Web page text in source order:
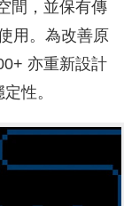
間，並保有傳
用。為改善原
亦重新設計
性。